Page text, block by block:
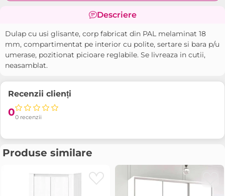
Descriere
Dulap cu usi glisante, corp fabricat din PAL melaminat 18
mm, compartimentat pe interior cu polite, sertare si bara p/u
umerase, pozitionat picioare reglabile. Se livreaza in cutii,
neasamblat.
Recenzii clienți
00 recenzii
Produse similare